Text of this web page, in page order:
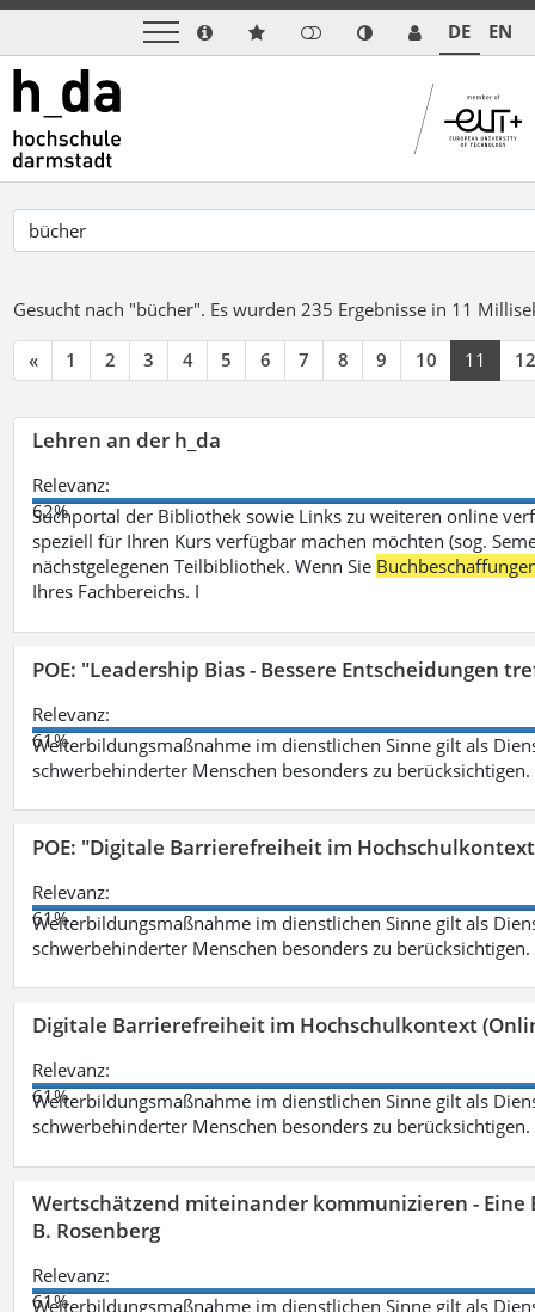
DE EN
Gesucht nach "bücher". Es wurden 235 Ergebnisse in 11
« 1 2 3 4 5 6 7 8 9 10 11 12
Lehren an der h_da
Relevanz:
62%
Suchportal der Bibliothek sowie Links zu weiteren online
speziell für Ihren Kurs verfügbar machen möchten (sog.
nächstgelegenen Teilbibliothek. Wenn Sie
Ihres Fachbereichs. I
POE: "Leadership Bias - Bessere Entscheidungen
Relevanz:
61%
Weiterbildungsmaßnahme im dienstlichen Sinne gilt als
schwerbehinderter Menschen besonders zu berücksichtigen.
POE: "Digitale Barrierefreiheit im
Relevanz:
61%
Weiterbildungsmaßnahme im dienstlichen Sinne gilt als
schwerbehinderter Menschen besonders zu berücksichtigen.
Digitale Barrierefreiheit im Hochschulkontext
Relevanz:
61%
Weiterbildungsmaßnahme im dienstlichen Sinne gilt als
schwerbehinderter Menschen besonders zu berücksichtigen.
Wertschätzend miteinander kommunizieren -
B. Rosenberg
Relevanz:
61%
Weiterbildungsmaßnahme im dienstlichen Sinne gilt als